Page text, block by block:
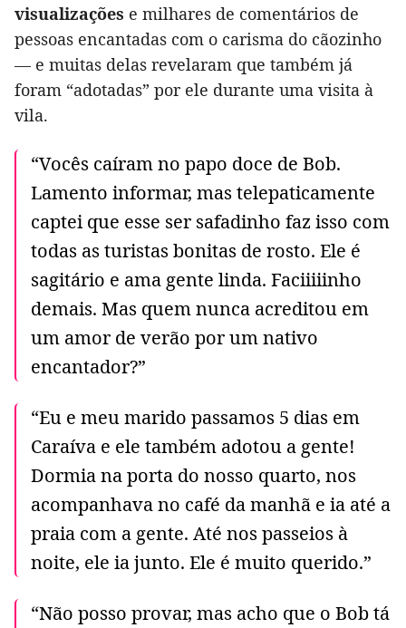
visualizações e milhares de comentários de
pessoas encantadas com o carisma do cãozinho
— e muitas delas revelaram que também já
foram “adotadas” por ele durante uma visita à
vila.
“Vocês caíram no papo doce de Bob.
Lamento informar, mas telepaticamente
captei que esse ser safadinho faz isso com
todas as turistas bonitas de rosto. Ele é
sagitário e ama gente linda. Faciiiiinho
demais. Mas quem nunca acreditou em
um amor de verão por um nativo
encantador?”
“Eu e meu marido passamos 5 dias em
Caraíva e ele também adotou a gente!
Dormia na porta do nosso quarto, nos
acompanhava no café da manhã e ia até a
praia com a gente. Até nos passeios à
noite, ele ia junto. Ele é muito querido.”
“Não posso provar, mas acho que o Bob tá